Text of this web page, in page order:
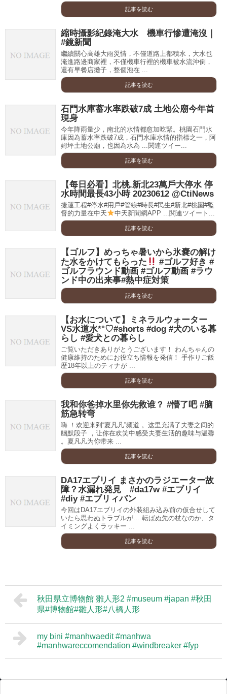
記事を読む
縮時攝影紀錄淹大水 機車行慘遭淹沒｜
#鏡新聞
繼續關心高雄大雨災情，不僅道路上都積水，大水也
淹進路邊商家裡，不僅機車行裡的機車被水流沖倒，
還有早餐店攤子，整個泡在 ...
記事を読む
石門水庫蓄水率跌破7成 土地公廟今年首
現身
今年降雨量少，南北的水情都愈加吃緊。桃園石門水
庫因為蓄水率跌破7成，石門水庫水情的指標之一，阿
姆坪土地公廟，也因為水為 ...関連ツイー...
記事を読む
【每日必看】北桃.新北23萬戶大停水 停
水時間最長43小時 20230612 @CtiNews
捷運工程#停水#用戶#管線#時長#民生#新北#桃園#監
督的力量在中天
中天新聞網APP ...関連ツイート...
記事を読む
【ゴルフ】めっちゃ暑いから氷嚢の解け
た水をかけてもらった
#ゴルフ好き #
ゴルフラウンド動画 #ゴルフ動画 #ラウ
ンド中の出来事#熱中症対策
記事を読む
【お水について】ミネラルウォーター
VS水道水*°♡#shorts #dog #犬のいる暮
らし #愛犬との暮らし
ご覧いただきありがとうございます！ わんちゃんの
健康維持のためにお役立ち情報を発信！ 手作りご飯
歴18年以上のティナが ...
記事を読む
我和你爸掉水里你先救谁？ #懵了吧 #脑
筋急转弯
嗨 ！欢迎来到“夏凡凡”频道 。这里充满了夫妻之间的
幽默段子 ，让你在欢笑中感受夫妻生活的趣味与温馨
。夏凡凡为你带来 ...
記事を読む
DA17エブリイ まさかのラジエーター故
障？水漏れ発見 #da17w #エブリイ
#diy #エブリィバン
今回はDA17エブリイの外装組み込み前の仮合せして
いたら思わぬトラブルが… 転ばぬ先の杖なのか、タ
イミングよくラッキー ...
記事を読む
秋田県立博物館 雛人形2 #museum #japan #秋田
県#博物館#雛人形#八橋人形
my bini #manhwaedit #manhwa
#manhwareccomendation #windbreaker #fyp